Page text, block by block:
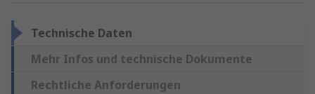
Technische Daten
Mehr Infos und technische Dokumente
Rechtliche Anforderungen